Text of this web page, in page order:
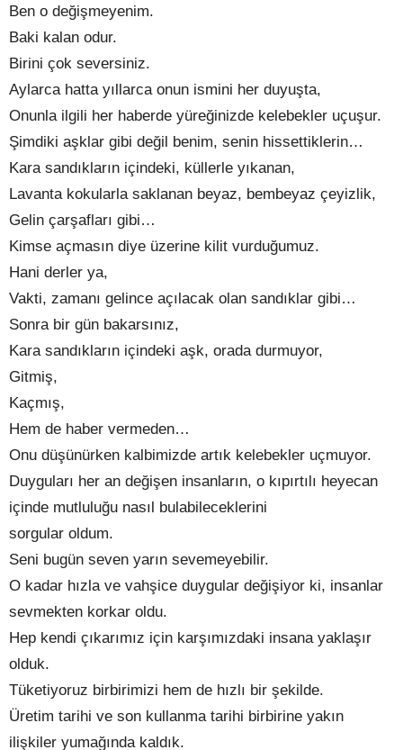
Ben o değişmeyenim.
Baki kalan odur.
Birini çok seversiniz.
Aylarca hatta yıllarca onun ismini her duyuşta,
Onunla ilgili her haberde yüreğinizde kelebekler uçuşur.
Şimdiki aşklar gibi değil benim, senin hissettiklerin…
Kara sandıkların içindeki, küllerle yıkanan,
Lavanta kokularla saklanan beyaz, bembeyaz çeyizlik,
Gelin çarşafları gibi…
Kimse açmasın diye üzerine kilit vurduğumuz.
Hani derler ya,
Vakti, zamanı gelince açılacak olan sandıklar gibi…
Sonra bir gün bakarsınız,
Kara sandıkların içindeki aşk, orada durmuyor,
Gitmiş,
Kaçmış,
Hem de haber vermeden…
Onu düşünürken kalbimizde artık kelebekler uçmuyor.
Duyguları her an değişen insanların, o kıpırtılı heyecan
içinde mutluluğu nasıl bulabileceklerini
sorgular oldum.
Seni bugün seven yarın sevemeyebilir.
O kadar hızla ve vahşice duygular değişiyor ki, insanlar
sevmekten korkar oldu.
Hep kendi çıkarımız için karşımızdaki insana yaklaşır
olduk.
Tüketiyoruz birbirimizi hem de hızlı bir şekilde.
Üretim tarihi ve son kullanma tarihi birbirine yakın
ilişkiler yumağında kaldık.